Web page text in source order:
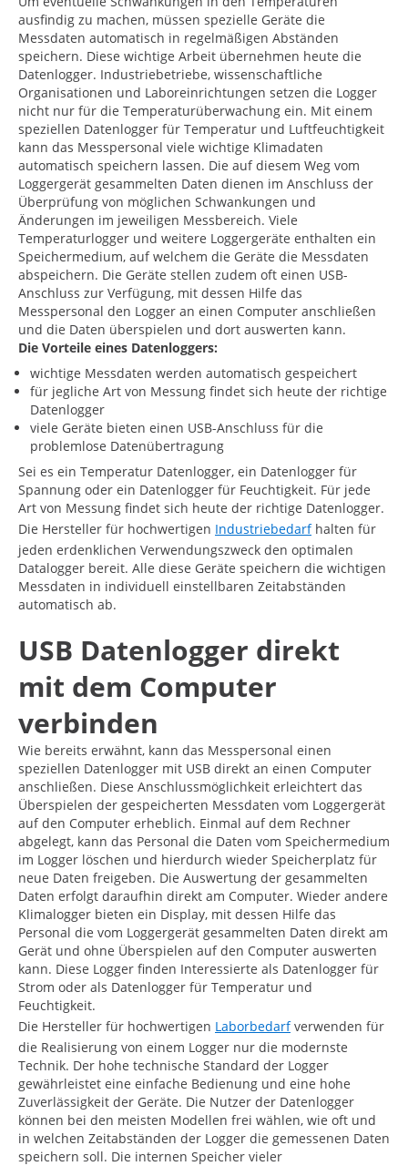
ausfindig zu machen, müssen spezielle Geräte die
Messdaten automatisch in regelmäßigen Abständen
speichern. Diese wichtige Arbeit übernehmen heute die
Datenlogger. Industriebetriebe, wissenschaftliche
Organisationen und Laboreinrichtungen setzen die Logger
nicht nur für die Temperaturüberwachung ein. Mit einem
speziellen Datenlogger für Temperatur und Luftfeuchtigkeit
kann das Messpersonal viele wichtige Klimadaten
automatisch speichern lassen. Die auf diesem Weg vom
Loggergerät gesammelten Daten dienen im Anschluss der
Überprüfung von möglichen Schwankungen und
Änderungen im jeweiligen Messbereich. Viele
Temperaturlogger und weitere Loggergeräte enthalten ein
Speichermedium, auf welchem die Geräte die Messdaten
abspeichern. Die Geräte stellen zudem oft einen USB-
Anschluss zur Verfügung, mit dessen Hilfe das
Messpersonal den Logger an einen Computer anschließen
und die Daten überspielen und dort auswerten kann.
Die Vorteile eines Datenloggers:
wichtige Messdaten werden automatisch gespeichert
für jegliche Art von Messung findet sich heute der richtige
Datenlogger
viele Geräte bieten einen USB-Anschluss für die
problemlose Datenübertragung
Sei es ein Temperatur Datenlogger, ein Datenlogger für
Spannung oder ein Datenlogger für Feuchtigkeit. Für jede
Art von Messung findet sich heute der richtige Datenlogger.
Die Hersteller für hochwertigen Industriebedarfhalten für
jeden erdenklichen Verwendungszweck den optimalen
Datalogger bereit. Alle diese Geräte speichern die wichtigen
Messdaten in individuell einstellbaren Zeitabständen
automatisch ab.
USB Datenlogger direkt
mit dem Computer
verbinden
Wie bereits erwähnt, kann das Messpersonal einen
speziellen Datenlogger mit USB direkt an einen Computer
anschließen. Diese Anschlussmöglichkeit erleichtert das
Überspielen der gespeicherten Messdaten vom Loggergerät
auf den Computer erheblich. Einmal auf dem Rechner
abgelegt, kann das Personal die Daten vom Speichermedium
im Logger löschen und hierdurch wieder Speicherplatz für
neue Daten freigeben. Die Auswertung der gesammelten
Daten erfolgt daraufhin direkt am Computer. Wieder andere
Klimalogger bieten ein Display, mit dessen Hilfe das
Personal die vom Loggergerät gesammelten Daten direkt am
Gerät und ohne Überspielen auf den Computer auswerten
kann. Diese Logger finden Interessierte als Datenlogger für
Strom oder als Datenlogger für Temperatur und
Feuchtigkeit.
Die Hersteller für hochwertigen Laborbedarfverwenden für
die Realisierung von einem Logger nur die modernste
Technik. Der hohe technische Standard der Logger
gewährleistet eine einfache Bedienung und eine hohe
Zuverlässigkeit der Geräte. Die Nutzer der Datenlogger
können bei den meisten Modellen frei wählen, wie oft und
in welchen Zeitabständen der Logger die gemessenen Daten
speichern soll. Die internen Speicher vieler